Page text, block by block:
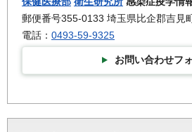
郵便番号355-0133 埼玉県比企郡吉見
電話： 0493-59-9325
お問い合わせフ